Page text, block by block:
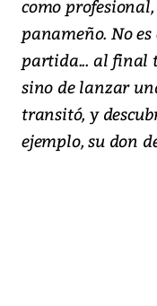
como
panameño. No
partida... al final
sino de lanzar
transitó, y
ejemplo, su don